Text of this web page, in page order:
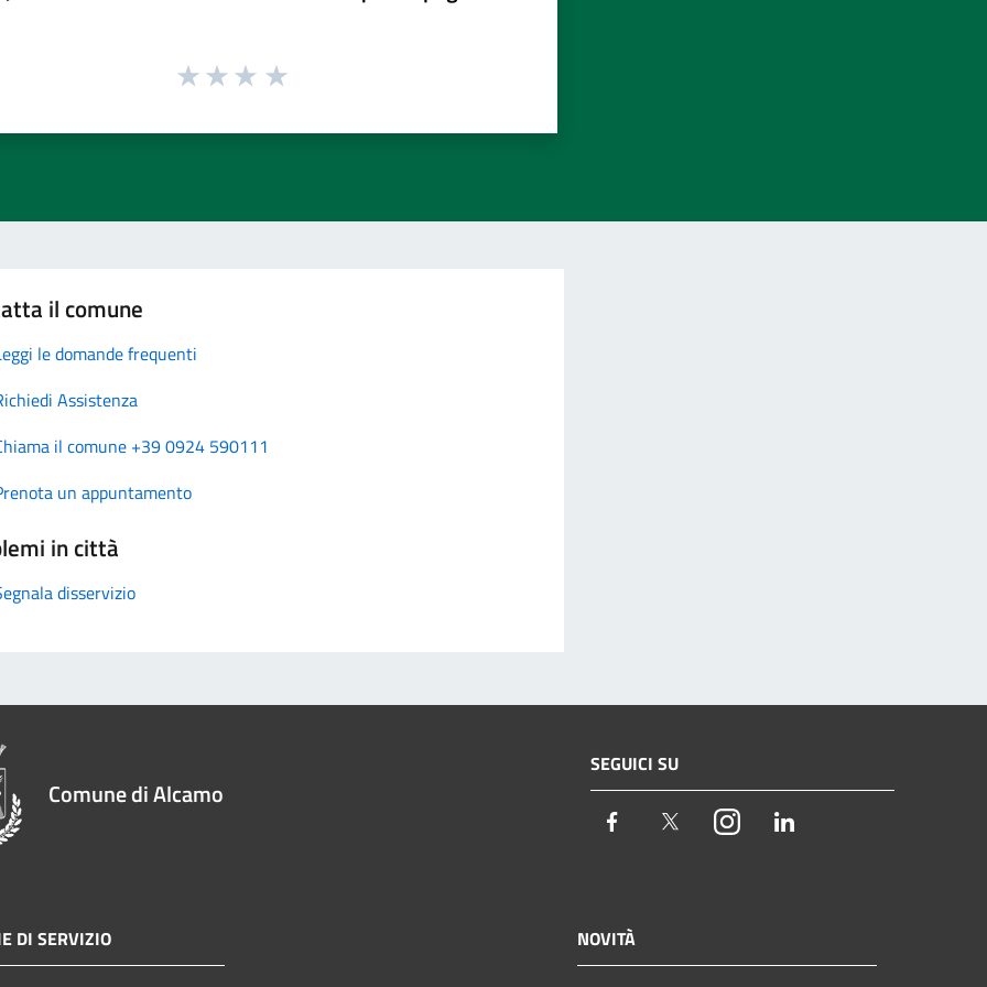
il comune
le domande frequenti
Assistenza
il comune +39 0924 590111
un appuntamento
in città
disservizio
Comune di Alcamo
SEGUICI SU
Facebook TwitterInstagram
DI SERVIZIO NOVITÀ